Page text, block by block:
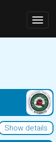
Show details